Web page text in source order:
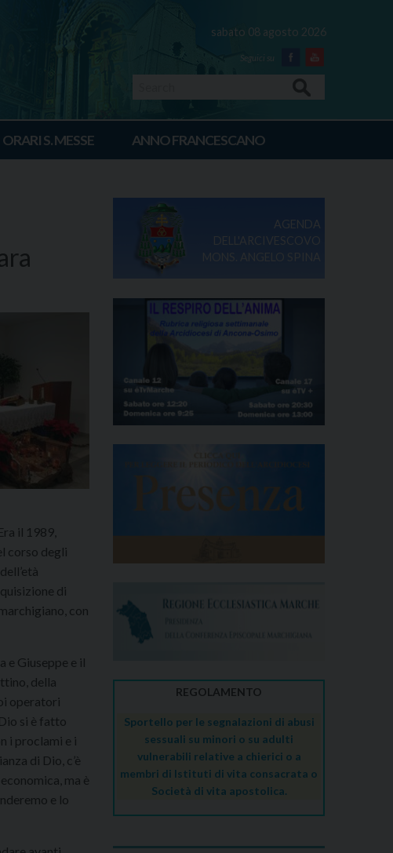
sabato 08 agosto 2026
Facebook
Youtube
ORARI S. MESSE ANNO FRANCESCANO
il 1989,
corso degli
di
con
e Giuseppe e il
della
operatori
si è fatto
i proclami e i
di Dio, c’è
ma è
e lo
AGENDA
DELL'ARCIVESCOVO
REGOLAMENTO
Sportello per le segnalazioni di abusi
sessuali su minori o su adulti
vulnerabili relative a chierici o a
membri di Istituti di vita consacrata o
Società di vita apostolica.